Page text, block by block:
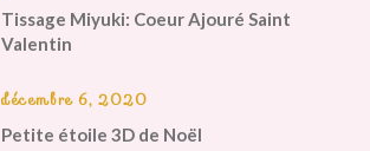
Tissage Miyuki: Coeur Ajouré Saint
Valentin
décembre 6, 2020
Petite étoile 3D de Noël